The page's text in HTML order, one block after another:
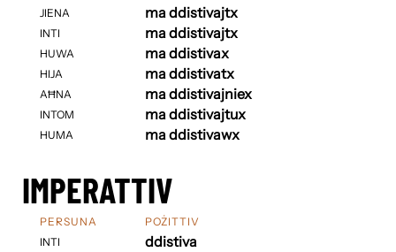
JIENA
INTI
HUWA
HIJA
AĦNA
INTOM
HUMA
ma ddistivajtx
ma ddistivajtx
ma ddistivax
ma ddistivatx
ma ddistivajniex
ma ddistivajtux
ma ddistivawx
IMPERATTIV
PERSUNA
INTI
POŻITTIV
ddistiva